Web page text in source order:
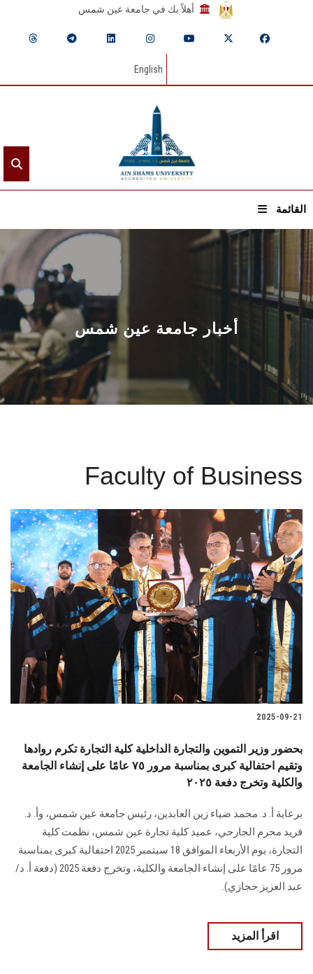
أهلاً بك في جامعة عين شمس
English
القائمة
الرئيسيـة
عن الجامعة
القطاعـات
الشئون الأكاديمية
البحث العلمي
الأنظمة الذكية
الإعلام
تواصل معنا
الطلاب
هيئة التدريس
الخريجين
سجل الان
أخبار جامعة عين شمس
Faculty of Business
2025-09-21
بحضور وزير التموين والتجارة الداخلية كلية التجارة تكرم روادها
وتقيم احتفالية كبرى بمناسبة مرور ٧٥ عامًا على إنشاء الجامعة
والكلية وتخرج دفعة ٢٠٢٥
برعاية أ. د. محمد ضياء زين العابدين، رئيس جامعة عين شمس، وأ. د.
فريد محرم الجارحي، عميد كلية تجارة عين شمس، نظمت كلية
التجارة، يوم الأربعاء الموافق 18 سبتمبر 2025 احتفالية كبرى بمناسبة
مرور 75 عامًا على إنشاء الجامعة والكلية، وتخرج دفعة 2025 (دفعة أ. د/
عبد العزيز حجازي).
اقرأ المزيد